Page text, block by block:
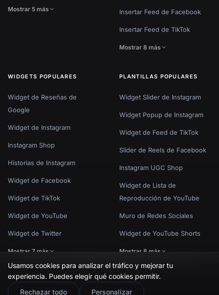
Mostrar 5 más Insertar Feed de Facebook
Insertar Feed de TikTok
Mostrar 8 más
WIDGETS POPULARES
Widget de Reseñas de
Google
Widget de Instagram
Instagram Shop
Historias de Instagram
Widget de Facebook
Widget de TikTok
Widget de YouTube
Widget de Twitter
Mostrar 7 más
PLANTILLAS POPULARES
Widget Slider de Instagram
Widget Popup de Instagram
Widget de Feed de TikTok
Slider de Reels de Facebook
Instagram UGC Shop
Widget de Lista de
Reproducción de YouTube
Muro de Redes Sociales
Widget de YouTube Shorts
Mostrar 8 más
Usamos cookies para analizar el tráfico y mejorar tu
experiencia. Puedes elegir qué cookies permitir.
Rechazar todo
Personalizar
🇬🇧 Would you prefer this site in English?